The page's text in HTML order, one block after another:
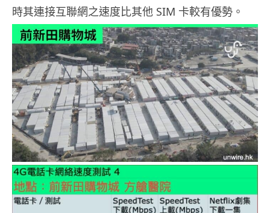
時其連接互聯網之速度比其他 SIM 卡較有優勢。